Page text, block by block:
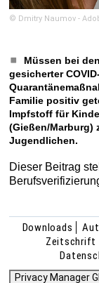
© Dmitry Naumov -
Müssen bei
gesicherter
Familie positiv
Impfstoff für
(Gießen/Marburg)
Jugendlichen.
Dieser Beitrag
Downloads
Zeitschrift
Privacy Manager